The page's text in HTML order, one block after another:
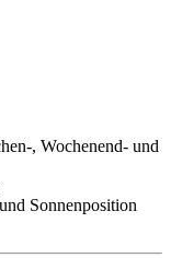
, Wochenend- und
Sonnenposition